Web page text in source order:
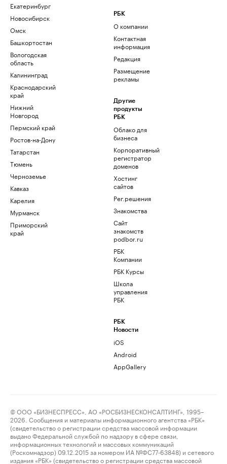
Екатеринбург
Новосибирск
Омск
Башкортостан
Вологодская
область
Калининград
Краснодарский
край
Нижний
Новгород
Пермский край
Ростов-на-Дону
Татарстан
Тюмень
Черноземье
Кавказ
Карелия
Мурманск
Приморский
край
РБК
О компании
Контактная
информация
Редакция
Размещение
рекламы
Другие
продукты
РБК
Облако для
бизнеса
Корпоративный
регистратор
доменов
Хостинг
сайтов
Рег.решения
Знакомства
Сайт
знакомств
podbor.ru
РБК
Компании
РБК Курсы
Школа
управления
РБК
РБК
Новости
iOS
Android
AppGallery
© ООО «БИЗНЕСПРЕСС», АО «РОСБИЗНЕСКОНСАЛТИНГ», 1995–
2026. Сообщения и материалы информационного агентства «РБК»
(свидетельство о регистрации средства массовой информации
выдано Федеральной службой по надзору в сфере связи,
информационных технологий и массовых коммуникаций
(Роскомнадзор) 09.12.2015 за номером ИА №ФС77-63848) и сетевого
издания «РБК» (свидетельство о регистрации средства массовой